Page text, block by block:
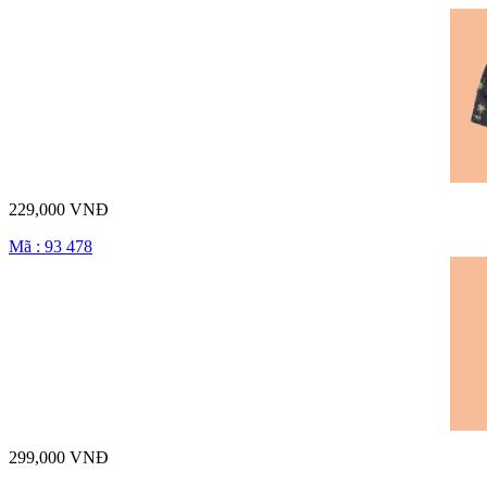
229,000 VNĐ
Mã : 93 478
299,000 VNĐ